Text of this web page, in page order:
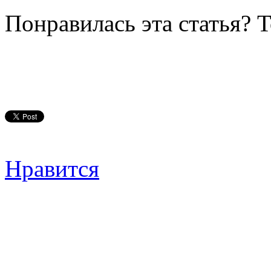
Понравилась эта статья?
Нравится